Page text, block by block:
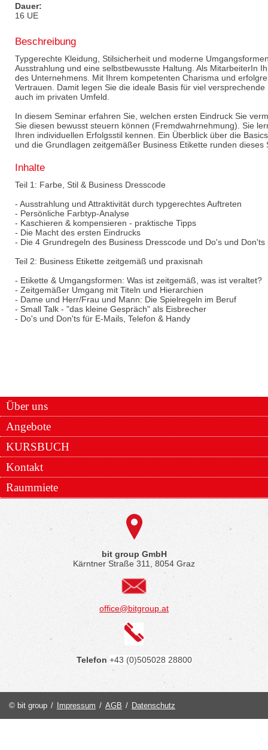
Dauer:
16 UE
Beschreibung
Typgerechte Kleidung, Stilsicherheit und moderne
Ausstrahlung und eine selbstbewusste Haltung. Als MitarbeiterIn
des Unternehmens. Mit Ihrem kompetenten Charisma und
Vertrauen. Damit legen Sie die ideale Basis für viel
auch im privaten Umfeld.
In diesem Seminar erfahren Sie, welchen ersten Eindruck Sie
Sie diesen bewusst steuern können (Fremdwahrnehmung). Sie
Ihren individuellen Erfolgsstil kennen. Ein Überblick über die
und die Grundlagen zeitgemäßer Business Etikette runden dieses
Inhalte
Teil 1: Farbe, Stil & Business Dresscode
- Ausstrahlung und Attraktivität durch typgerechtes Auftreten
- Persönliche Farbtyp-Analyse
- Kaschieren & kompensieren - praktische Tipps
- Die Macht des ersten Eindrucks
- Die 4 Grundregeln des Business Dresscode und Do's und
Teil 2: Business Etikette zeitgemäß und praxisnah
- Etikette & Umgangsformen: Was ist zeitgemäß, was ist veraltet?
- Zeitgemäßer Umgang mit Titeln und Hierarchien
- Dame und Herr/Frau und Mann: Die Spielregeln im Beruf
- Small Talk - "das kleine Gespräch" als Eisbrecher
- Do's und Don'ts für E-Mails, Telefon & Handy
Über uns
Angebote
KURSBUCH
Kontakt
Raummiete
bit group GmbH
Kärntner Straße 311, 8054 Graz
office@bitgroup.at
Telefon +43 (0)505028 28800
© bit group / Impressum / AGB / Datenschutz